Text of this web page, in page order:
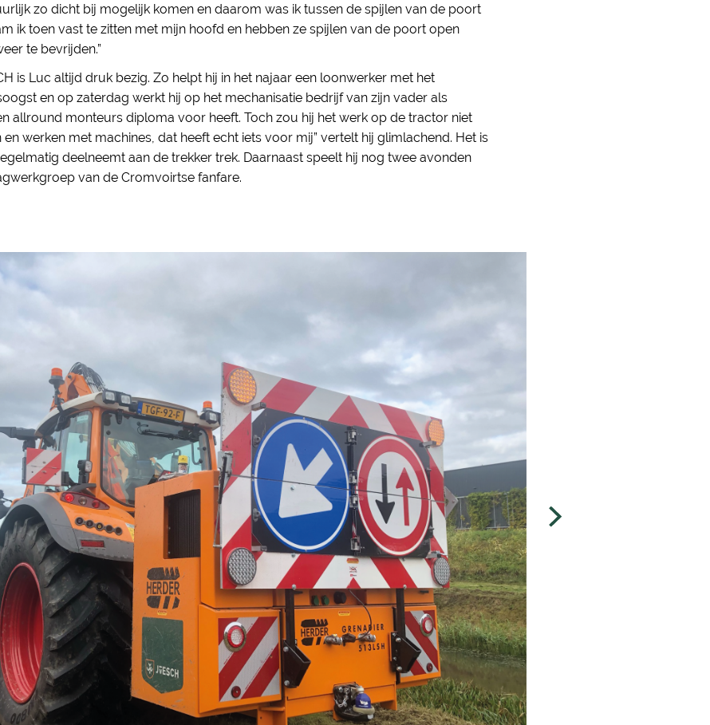
zo dicht bij mogelijk komen en daarom was ik tussen de spijlen van de poort
ik toen vast te zitten met mijn hoofd en hebben ze spijlen van de poort open
te bevrijden.”
is Luc altijd druk bezig. Zo helpt hij in het najaar een loonwerker met het
en op zaterdag werkt hij op het mechanisatie bedrijf van zijn vader als
allround monteurs diploma voor heeft. Toch zou hij het werk op de tractor niet
en werken met machines, dat heeft echt iets voor mij” vertelt hij glimlachend. Het is
deelneemt aan de trekker trek. Daarnaast speelt hij nog twee avonden
van de Cromvoirtse fanfare.